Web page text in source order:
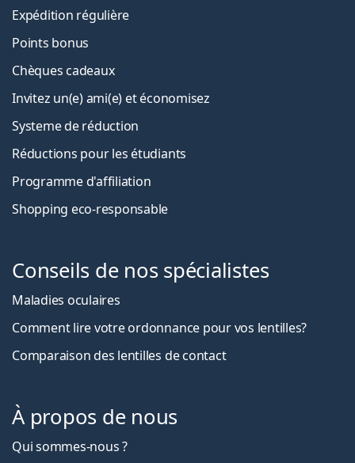
Expédition régulière
Points bonus
Chèques cadeaux
Invitez un(e) ami(e) et économisez
Systeme de réduction
Réductions pour les étudiants
Programme d'affiliation
Shopping eco-responsable
Conseils de nos spécialistes
Maladies oculaires
Comment lire votre ordonnance pour vos lentilles?
Comparaison des lentilles de contact
À propos de nous
Qui sommes-nous ?